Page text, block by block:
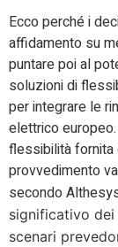
Ecco perché i
affidamento su
puntare poi al
soluzioni di
per integrare le
elettrico
flessibilità fornita
provvedimento
secondo
significativo dei
scenari